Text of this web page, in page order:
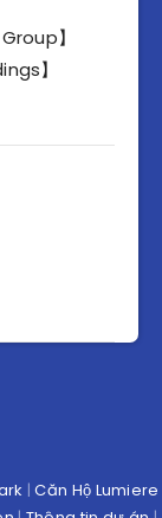
】
】
|Căn Hộ Lumiere